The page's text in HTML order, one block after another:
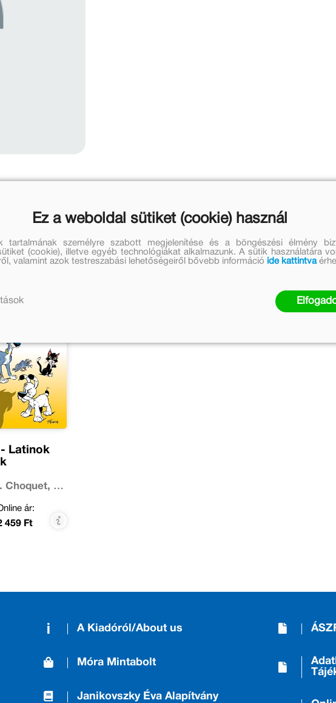
- Latinok
Choquet, Y.
ár:
459 Ft
A Kiadóról/About us
Móra Mintabolt
Janikovszky Éva Alapítvány
Ez a weboldal sütiket (cookie) használ
tartalmának személyre szabott megjelenítése és a böngészési élmény
(cookie), illetve egyéb technológiákat alkalmazunk. A sütik használatára
valamint azok testreszabási lehetőségeiről bővebb információ ide kattintva